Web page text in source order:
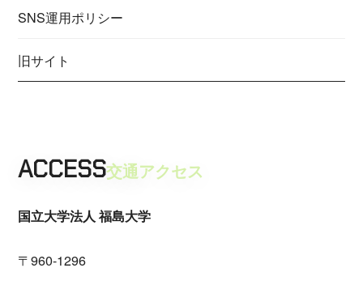
SNS運用ポリシー
旧サイト
ACCESS交通アクセス
国立大学法人 福島大学
〒960-1296